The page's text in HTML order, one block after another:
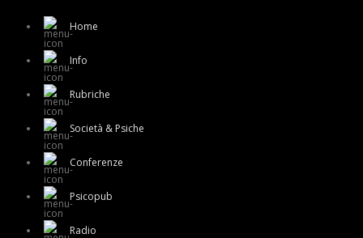
Home
Info
Rubriche
Società & Psiche
Conferenze
Psicopub
Radio